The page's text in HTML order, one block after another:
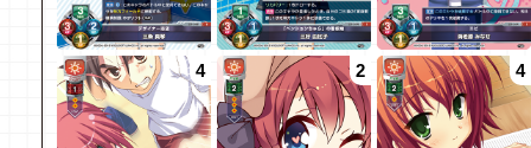
4 2 4